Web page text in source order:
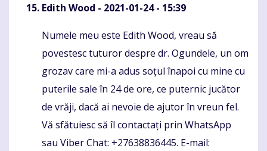
Edith Wood - 2021-01-24 - 15:39
Komentaras
Numele meu este Edith Wood, vreau să
povestesc tuturor despre dr. Ogundele, un om
grozav care mi-a adus soțul înapoi cu mine cu
puterile sale în 24 de ore, ce puternic jucător
de vrăji, dacă ai nevoie de ajutor în vreun fel.
Vă sfătuiesc să îl contactați prin WhatsApp
sau Viber Chat: +27638836445. E-mail: